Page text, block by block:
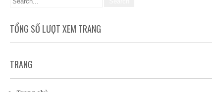
TỔNG SỐ LƯỢT XEM TRANG
TRANG